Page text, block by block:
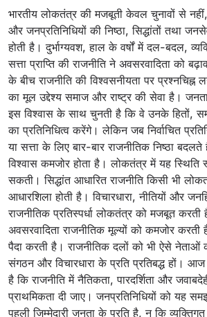
भारतीय लोकतंत्र की मजबूती केवल चुनावों से
और जनप्रतिनिधियों की निष्ठा, सिद्धांतों तथा
होती है। दुर्भाग्यवश, हाल के वर्षों में दल-बदल,
सत्ता प्राप्ति की राजनीति ने अवसरवादिता को
के बीच राजनीति की विश्वसनीयता पर प्रश्नचिह्न
का मूल उद्देश्य समाज और राष्ट्र की सेवा है।
इस विश्वास के साथ चुनती है कि वे उनके हितों,
का प्रतिनिधित्व करेंगे। लेकिन जब निर्वाचित
या सत्ता के लिए बार-बार राजनीतिक निष्ठा
विश्वास कमजोर होता है। लोकतंत्र में यह स्थिति
सकती। सिद्धांत आधारित राजनीति किसी भी
आधारशिला होती है। विचारधारा, नीतियों और
राजनीतिक प्रतिस्पर्धा लोकतंत्र को मजबूत
अवसरवादिता राजनीतिक मूल्यों को कमजोर करती
पैदा करती है। राजनीतिक दलों को भी ऐसे नेताओं
संगठन और विचारधारा के प्रति प्रतिबद्ध हों।
है कि राजनीति में नैतिकता, पारदर्शिता और
प्राथमिकता दी जाए। जनप्रतिनिधियों को यह
पहली जिम्मेदारी जनता के प्रति है, न कि